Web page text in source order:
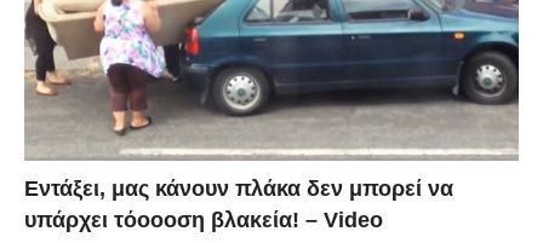
Εντάξει, μας κάνουν πλάκα δεν μπορεί να
υπάρχει τόοοοση βλακεία! – Video